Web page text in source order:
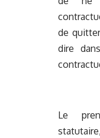
de
dire
Le